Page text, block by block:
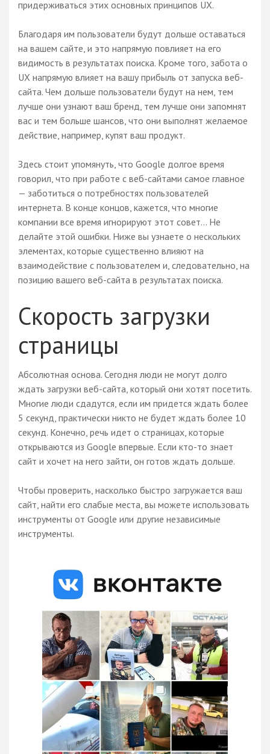
придерживаться этих основных принципов UX.
Благодаря им пользователи будут дольше оставаться
на вашем сайте, и это напрямую повлияет на его
видимость в результатах поиска. Кроме того, забота о
UX напрямую влияет на вашу прибыль от запуска веб-
сайта. Чем дольше пользователи будут на нем, тем
лучше они узнают ваш бренд, тем лучше они запомнят
вас и тем больше шансов, что они выполнят желаемое
действие, например, купят ваш продукт.
Здесь стоит упомянуть, что Google долгое время
говорил, что при работе с веб-сайтами самое главное
— заботиться о потребностях пользователей
интернета. В конце концов, кажется, что многие
компании все время игнорируют этот совет… Не
делайте этой ошибки. Ниже вы узнаете о нескольких
элементах, которые существенно влияют на
взаимодействие с пользователем и, следовательно, на
позицию вашего веб-сайта в результатах поиска.
Скорость загрузки
страницы
Абсолютная основа. Сегодня люди не могут долго
ждать загрузки веб-сайта, который они хотят посетить.
Многие люди сдадутся, если им придется ждать более
5 секунд, практически никто не будет ждать более 10
секунд. Конечно, речь идет о страницах, которые
открываются из Google впервые. Если кто-то знает
сайт и хочет на него зайти, он готов ждать дольше.
Чтобы проверить, насколько быстро загружается ваш
сайт, найти его слабые места, вы можете использовать
инструменты от Google или другие независимые
инструменты.